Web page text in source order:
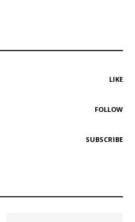
LIKE
FOLLOW
SUBSCRIBE